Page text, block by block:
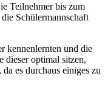
Teilnehmer bis zum
Schülermannschaft
kennenlernten und die
dieser optimal sitzen,
es durchaus einiges zu